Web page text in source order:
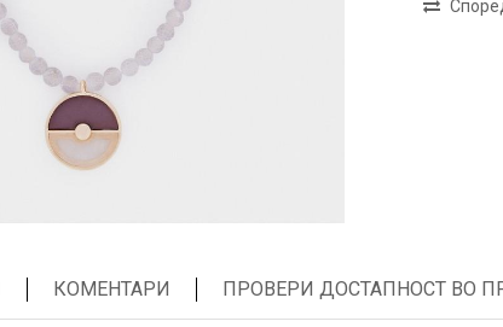
КОМЕНТАРИ ПРОВЕРИ ДОСТАПНОСТ ВО